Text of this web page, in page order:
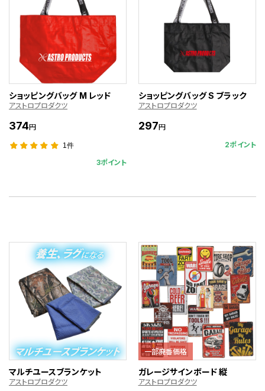
ショッピングバッグ M レッド
アストロプロダクツ
374円
1件
3ポイント
ショッピングバッグ S ブラック
アストロプロダクツ
297円
2ポイント
マルチユースブランケット
アストロプロダクツ
一部廃番価格
ガレージサインボード 縦
アストロプロダクツ